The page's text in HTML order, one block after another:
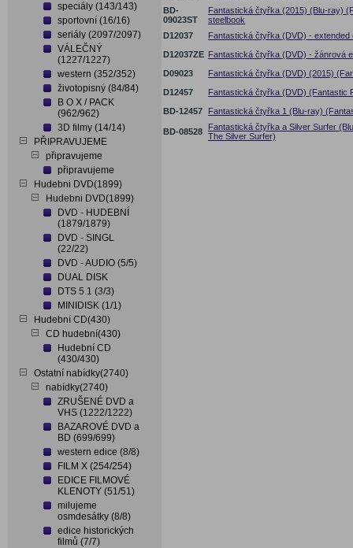
speciály (143/143)
sportovní (16/16)
seriály (2097/2097)
VÁLEČNÝ
(1227/1227)
western (352/352)
životopisný (84/84)
B O X / PACK
(962/962)
3D filmy (14/14)
PŘIPRAVUJEME
připravujeme
připravujeme
Hudebni DVD(1899)
Hudebni DVD(1899)
DVD - HUDEBNÍ
(1879/1879)
DVD - SINGL
(22/22)
DVD - AUDIO (5/5)
DUAL DISK
DTS 5.1 (3/3)
MINIDISK (1/1)
Hudební CD(430)
CD hudební(430)
Hudební CD
(430/430)
Ostatní nabídky(2740)
nabídky(2740)
ZRUŠENÉ DVD a
VHS (1222/1222)
BAZAROVÉ DVD a
BD (699/699)
western edice (8/8)
FILM X (254/254)
EDICE FILMOVÉ
KLENOTY (51/51)
milujeme
osmdesátky (8/8)
edice historických
filmů (7/7)
BD-
09023ST
Fantastická čtyřka (2015) (Blu-ray)
steelbook
D12037
Fantastická čtyřka (DVD) - extended
D12037ZE Fantastická čtyřka (DVD) - žánrová
D09023
Fantastická čtyřka (DVD) (2015)
D12457
Fantastická čtyřka (DVD) (Fantastic
BD-12457
Fantastická čtyřka 1 (Blu-ray)
BD-08528
Fantastická čtyřka a Silver Surfer
The Silver Surfer)